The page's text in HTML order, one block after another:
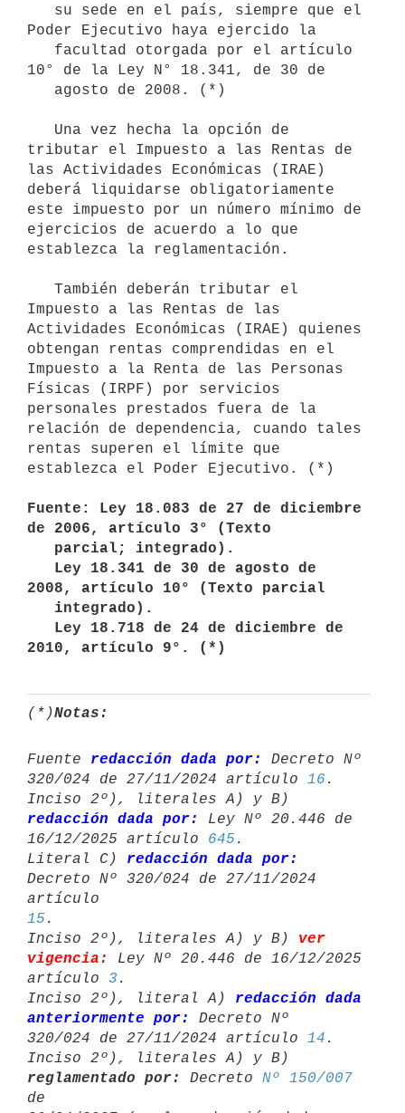
Poder Ejecutivo haya ejercido la
10° de la Ley N° 18.341, de 30 de
tributar el Impuesto a las Rentas de
las Actividades Económicas (IRAE)
deberá liquidarse obligatoriamente
este impuesto por un número mínimo de
ejercicios de acuerdo a lo que
establezca la reglamentación.
Impuesto a las Rentas de las
Actividades Económicas (IRAE) quienes
obtengan rentas comprendidas en el
Impuesto a la Renta de las Personas
Físicas (IRPF) por servicios
personales prestados fuera de la
relación de dependencia, cuando tales
rentas superen el límite que
establezca el Poder Ejecutivo. (*)
Fuente: Ley 18.083 de 27 de diciembre
de 2006, artículo 3° (Texto
2008, artículo 10° (Texto parcial
2010, artículo 9°. (*)
(*)Notas:
Fuente redacción dada por:
Decreto Nº
320/024 de 27/11/2024 artículo 16 .
redacción dada por:
Ley Nº 20.446 de
16/12/2025 artículo 645 .
Literal C) redacción dada por:
Decreto Nº 320/024 de 27/11/2024
artículo
15 .
Inciso 2º), literales A) y B) ver
vigencia:
Ley Nº 20.446 de 16/12/2025
artículo 3 .
Inciso 2º), literal A) redacción dada
anteriormente por:
Decreto Nº
320/024 de 27/11/2024 artículo 14 .
reglamentado por:
Decreto Nº 150/007
de